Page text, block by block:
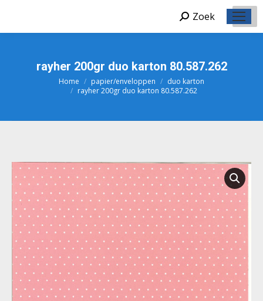
Zoeken:
Zoek
rayher 200gr duo karton 80.587.262
Home papier/enveloppen
duo karton
rayher 200gr duo karton 80.587.262